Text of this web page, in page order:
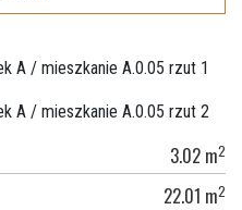
3.02 m2
22.01 m2